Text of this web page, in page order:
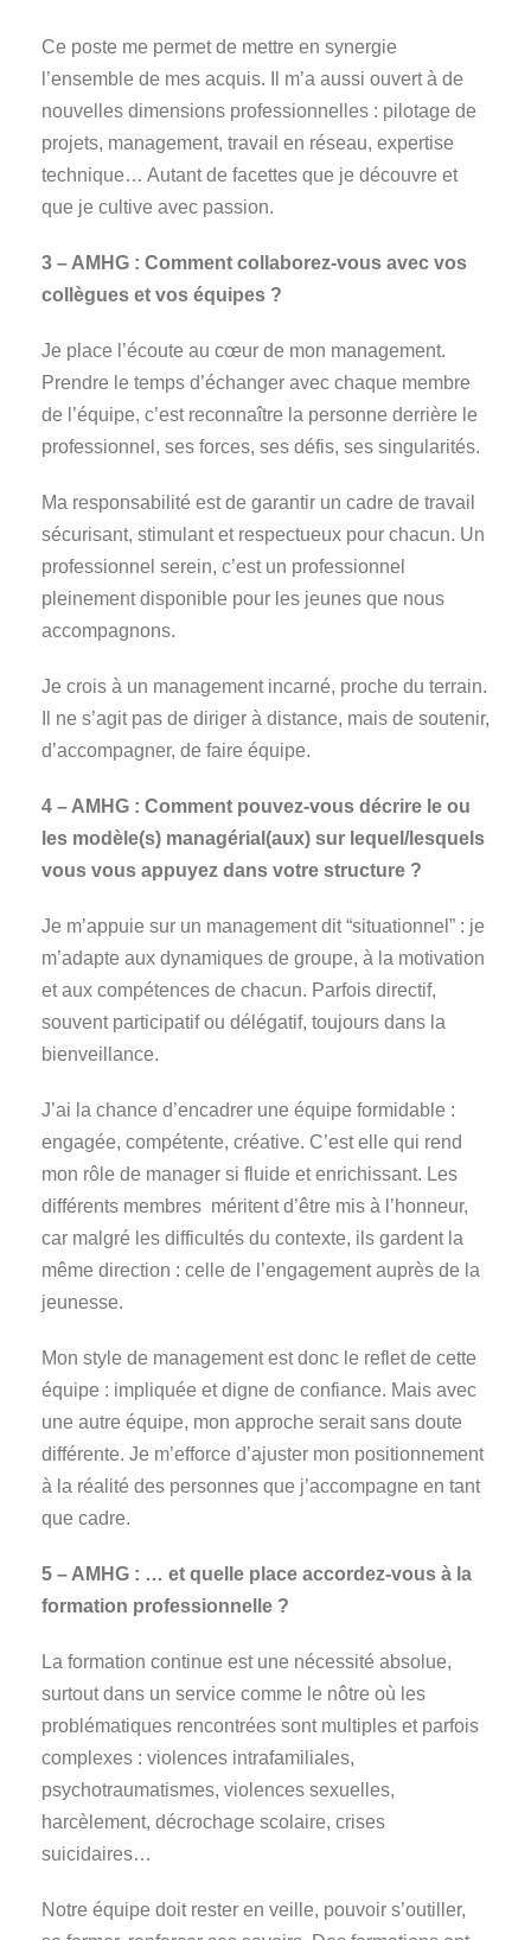
Ce poste me permet de mettre en synergie
l’ensemble de mes acquis. Il m’a aussi ouvert à de
nouvelles dimensions professionnelles : pilotage de
projets, management, travail en réseau, expertise
technique… Autant de facettes que je découvre et
que je cultive avec passion.
3 – AMHG : Comment collaborez-vous avec vos
collègues et vos équipes ?
Je place l’écoute au cœur de mon management.
Prendre le temps d’échanger avec chaque membre
de l’équipe, c’est reconnaître la personne derrière le
professionnel, ses forces, ses défis, ses singularités.
Ma responsabilité est de garantir un cadre de travail
sécurisant, stimulant et respectueux pour chacun. Un
professionnel serein, c’est un professionnel
pleinement disponible pour les jeunes que nous
accompagnons.
Je crois à un management incarné, proche du terrain.
Il ne s’agit pas de diriger à distance, mais de soutenir,
d’accompagner, de faire équipe.
4 – AMHG : Comment pouvez-vous décrire le ou
les modèle(s) managérial(aux) sur lequel/lesquels
vous vous appuyez dans votre structure ?
Je m’appuie sur un management dit “situationnel” : je
m’adapte aux dynamiques de groupe, à la motivation
et aux compétences de chacun. Parfois directif,
souvent participatif ou délégatif, toujours dans la
bienveillance.
J’ai la chance d’encadrer une équipe formidable :
engagée, compétente, créative. C’est elle qui rend
mon rôle de manager si fluide et enrichissant. Les
différents membres méritent d’être mis à l’honneur,
car malgré les difficultés du contexte, ils gardent la
même direction : celle de l’engagement auprès de la
jeunesse.
Mon style de management est donc le reflet de cette
équipe : impliquée et digne de confiance. Mais avec
une autre équipe, mon approche serait sans doute
différente. Je m’efforce d’ajuster mon positionnement
à la réalité des personnes que j’accompagne en tant
que cadre.
5 – AMHG : … et quelle place accordez-vous à la
formation professionnelle ?
La formation continue est une nécessité absolue,
surtout dans un service comme le nôtre où les
problématiques rencontrées sont multiples et parfois
complexes : violences intrafamiliales,
psychotraumatismes, violences sexuelles,
harcèlement, décrochage scolaire, crises
suicidaires…
Notre équipe doit rester en veille, pouvoir s’outiller,